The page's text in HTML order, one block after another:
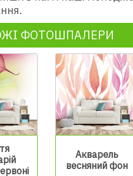
ФОТОШПАЛЕРИ
Акварель
весняний фон